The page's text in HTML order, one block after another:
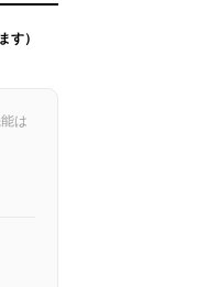
す）
は